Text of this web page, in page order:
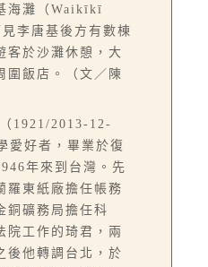
海灘（Waikīkī
李唐基後方有數棟
客於沙灘休憩，大
圍飯店。（文／陳
1921/2013-12-
愛好者，畢業於復
年來到台灣。先
羅東紙廠擔任帳務
銅礦務局擔任科
院工作的琦君，兩
後他轉調台北，於